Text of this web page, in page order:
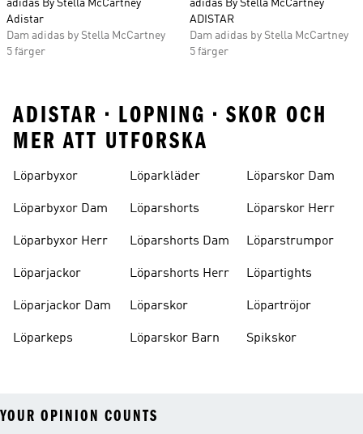
adidas By Stella McCartney
Adistar
Dam adidas by Stella McCartney
5 färger
adidas By Stella McCartney
ADISTAR
Dam adidas by Stella McCartney
5 färger
ADISTAR • LOPNING • SKOR OCH
MER ATT UTFORSKA
Löparbyxor
Löparbyxor Dam
Löparbyxor Herr
Löparjackor
Löparjackor Dam
Löparkeps
Löparkläder
Löparshorts
Löparshorts Dam
Löparshorts Herr
Löparskor
Löparskor Barn
Löparskor Dam
Löparskor Herr
Löparstrumpor
Löpartights
Löpartröjor
Spikskor
YOUR OPINION COUNTS